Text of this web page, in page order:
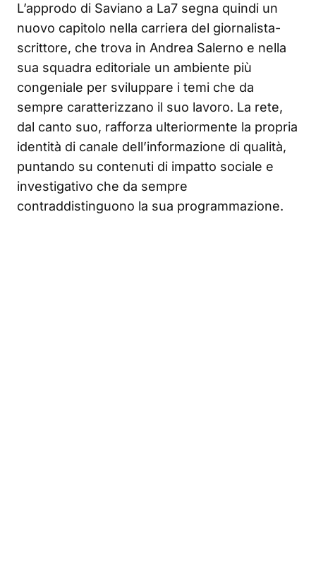
L’approdo di Saviano a La7 segna quindi un
nuovo capitolo nella carriera del giornalista-
scrittore, che trova in Andrea Salerno e nella
sua squadra editoriale un ambiente più
congeniale per sviluppare i temi che da
sempre caratterizzano il suo lavoro. La rete,
dal canto suo, rafforza ulteriormente la propria
identità di canale dell’informazione di qualità,
puntando su contenuti di impatto sociale e
investigativo che da sempre
contraddistinguono la sua programmazione.